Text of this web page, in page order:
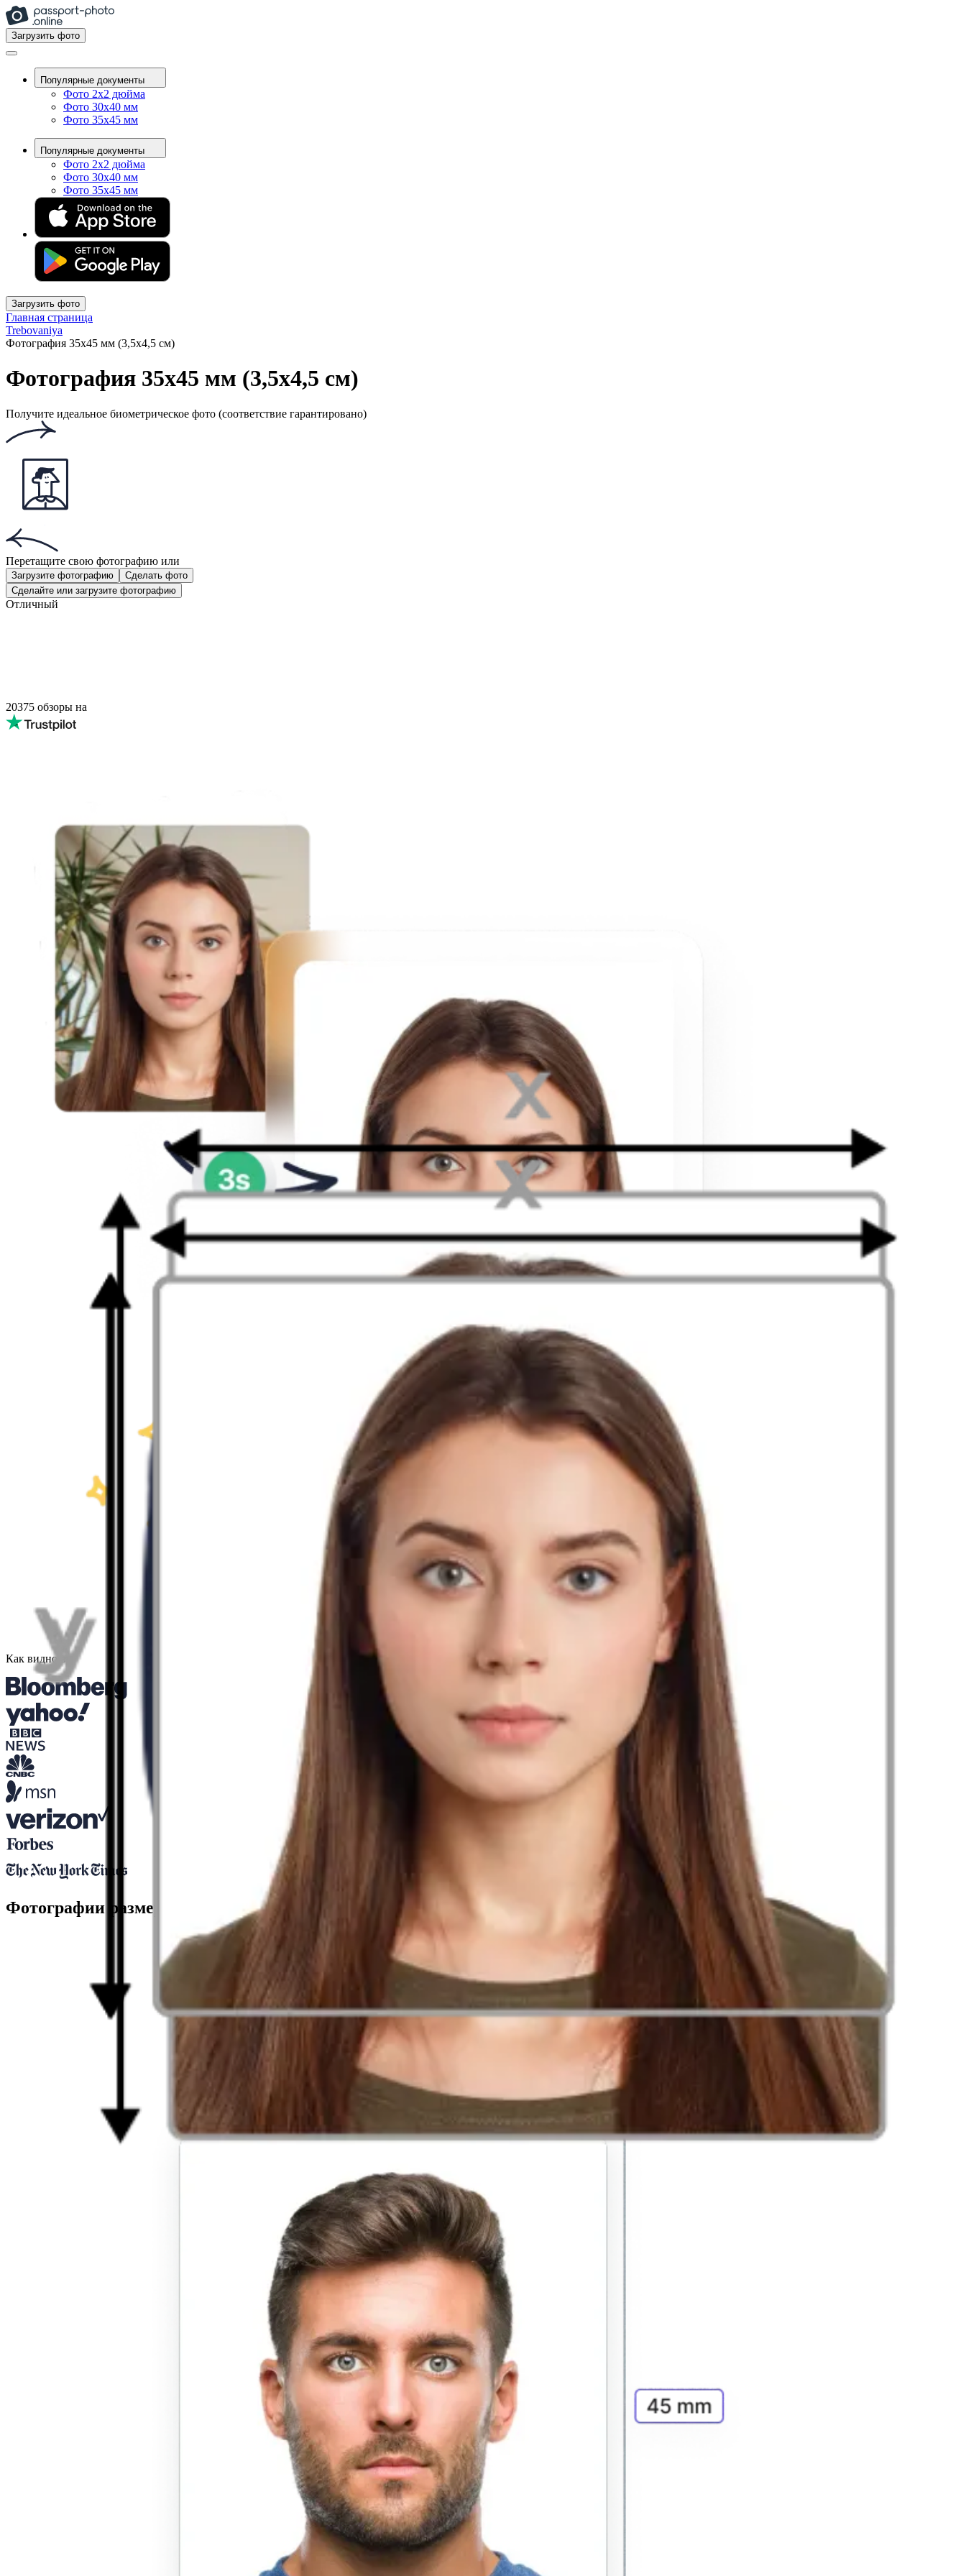
Загрузить фото
Популярные документы
Фото 2x2 дюйма
Фото 30x40 мм
Фото 35x45 мм
Популярные документы
Фото 2x2 дюйма
Фото 30x40 мм
Фото 35x45 мм
Загрузить фото
Главная страница
Trebovaniya
Фотография 35x45 мм (3,5x4,5 см)
Фотография 35x45 мм (3,5x4,5 см)
Получите идеальное биометрическое фото (соответствие гарантировано)
Перетащите свою фотографию или
Загрузите фотографию
Сделать фото
Сделайте или загрузите фотографию
Отличный
20375 обзоры на
Как видно в
Фотографии размером 35x45 мм